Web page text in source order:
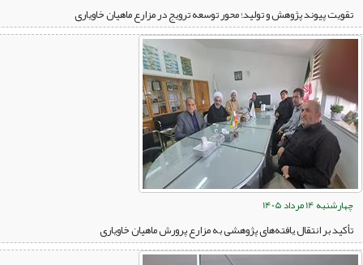
تقویت پیوند پژوهش و تولید؛ محور توسعه ترویج در مزارع ماهیان خاویاری
چهارشنبه 14 مرداد 1405
تأکید بر انتقال یافته‌های پژوهشی به مزارع پرورش ماهیان خاویاری